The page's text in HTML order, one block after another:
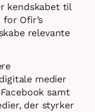
kendskabet til
Ofir’s
relevante
medier
samt
der styrker